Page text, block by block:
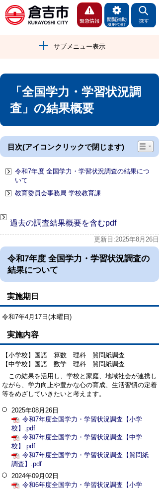
サブメニュー表示
「全国学力・学習状況調
査」の結果概要
目次(アイコンクリックで閉じます)
令和7年度 全国学力・学習状況調査の結果につ
いて
教育委員会事務局 学校教育課
過去の調査結果概要を含むpdf
更新日:2025年8月26日
令和7年度 全国学力・学習状況調査の
結果について
実施期日
令和7年4月17日(木曜日)
実施内容
【小学校】国語 算数 理科 質問紙調査
【中学校】国語 数学 理科 質問紙調査
この結果を活用し、学校と家庭、地域社会が連携し
ながら、学力向上や豊かな心の育成、生活習慣の定着
等をめざしていきたいと考えます。
2025年08月26日
令和7年度全国学力・学習状況調査【小学
校】.pdf
令和7年度全国学力・学習状況調査【中学
校】.pdf
令和7年度全国学力・学習状況調査【質問紙
調査】.pdf
2024年09月02日
令和6年度全国学力・学習状況調査【小学